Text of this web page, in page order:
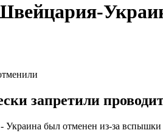
запретили
был отменен из-за вспышки